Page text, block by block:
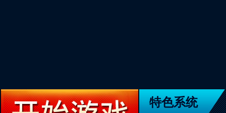
特色系统